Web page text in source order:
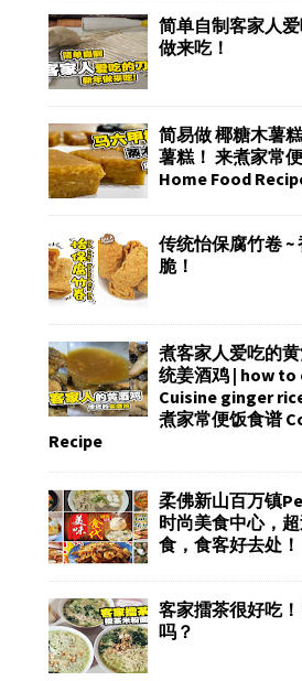
简单自制客家人
做来吃！
简易做 椰糖木薯
薯糕！ 来煮家常
Home Food
传统怡保腐竹卷 ~
脆！
煮客家人爱吃的
统姜酒鸡 | how
Cuisine ginger
煮家常便饭食谱
Recipe
柔佛新山百万镇
时尚美食中心，
食，食客好去处！
客家擂茶很好吃
吗？